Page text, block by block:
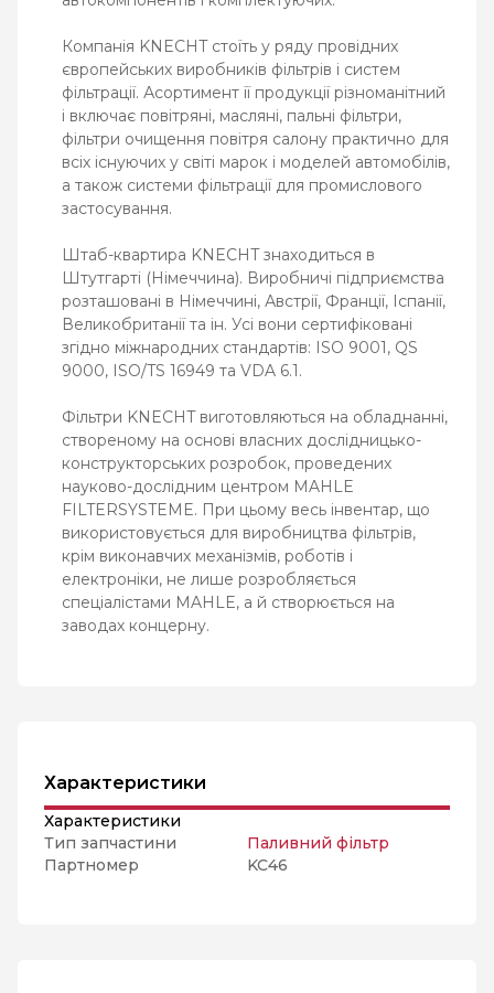
Компанія KNECHT стоїть у ряду провідних
європейських виробників фільтрів і систем
фільтрації. Асортимент її продукції різноманітний
і включає повітряні, масляні, пальні фільтри,
фільтри очищення повітря салону практично для
всіх існуючих у світі марок і моделей автомобілів,
а також системи фільтрації для промислового
застосування.
Штаб-квартира KNECHT знаходиться в
Штутгарті (Німеччина). Виробничі підприємства
розташовані в Німеччині, Австрії, Франції, Іспанії,
Великобританії та ін. Усі вони сертифіковані
згідно міжнародних стандартів: ISO 9001, QS
9000, ISO/TS 16949 та VDA 6.1.
Фільтри KNECHT виготовляються на обладнанні,
створеному на основі власних дослідницько-
конструкторських розробок, проведених
науково-дослідним центром MAHLE
FILTERSYSTEME. При цьому весь інвентар, що
використовується для виробництва фільтрів,
крім виконавчих механізмів, роботів і
електроніки, не лише розробляється
спеціалістами MAHLE, а й створюється на
заводах концерну.
Характеристики
Характеристики
Тип запчастини
Паливний фільтр
Партномер
KC46